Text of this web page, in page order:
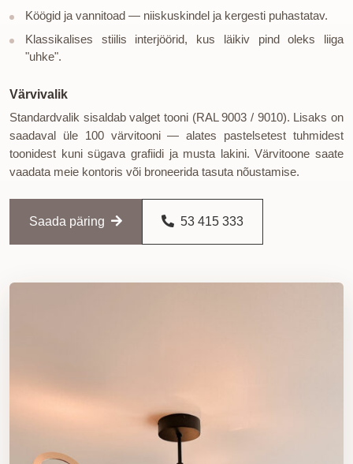
Köögid ja vannitoad — niiskuskindel ja kergesti puhastatav.
Klassikalises stiilis interjöörid, kus läikiv pind oleks liiga
"uhke".
Värvivalik
Standardvalik sisaldab valget tooni (RAL 9003 / 9010). Lisaks on
saadaval üle 100 värvitooni — alates pastelsetest tuhmidest
toonidest kuni sügava grafiidi ja musta lakini. Värvitoone saate
vaadata meie kontoris või broneerida tasuta nõustamise.
Saada päring 53 415 333